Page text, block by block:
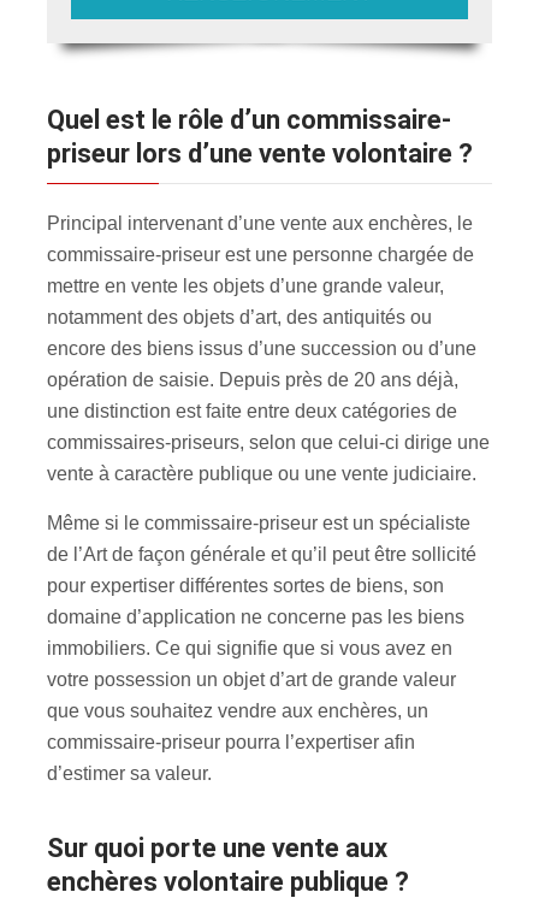
Quel est le rôle d’un commissaire-
priseur lors d’une vente volontaire ?
Principal intervenant d’une vente aux enchères, le
commissaire-priseur est une personne chargée de
mettre en vente les objets d’une grande valeur,
notamment des objets d’art, des antiquités ou
encore des biens issus d’une succession ou d’une
opération de saisie. Depuis près de 20 ans déjà,
une distinction est faite entre deux catégories de
commissaires-priseurs, selon que celui-ci dirige une
vente à caractère publique ou une vente judiciaire.
Même si le commissaire-priseur est un spécialiste
de l’Art de façon générale et qu’il peut être sollicité
pour expertiser différentes sortes de biens, son
domaine d’application ne concerne pas les biens
immobiliers. Ce qui signifie que si vous avez en
votre possession un objet d’art de grande valeur
que vous souhaitez vendre aux enchères, un
commissaire-priseur pourra l’expertiser afin
d’estimer sa valeur.
Sur quoi porte une vente aux
enchères volontaire publique ?